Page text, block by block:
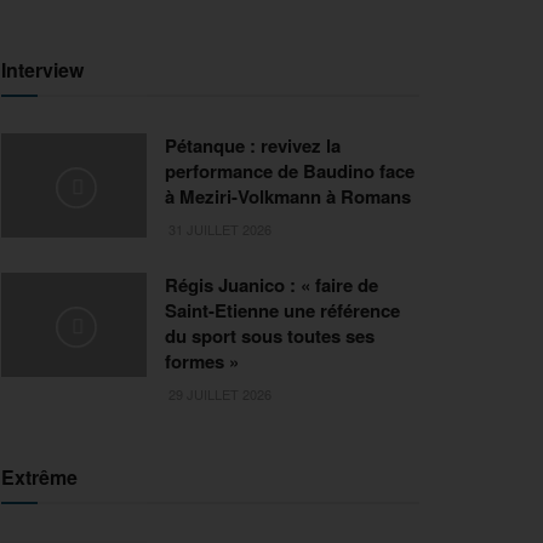
Interview
Pétanque : revivez la
performance de Baudino face
à Meziri-Volkmann à Romans
Régis Juanico : « faire de
Saint-Etienne une référence
du sport sous toutes ses
formes »
Extrême